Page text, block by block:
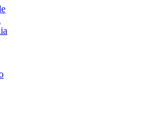
di secondo livello
secondo livello